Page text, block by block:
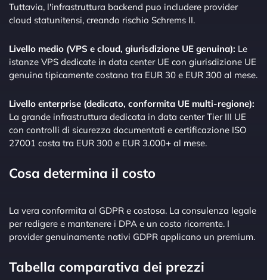
Tuttavia, l'infrastruttura backend puo includere provider
cloud statunitensi, creando rischio Schrems II.
Livello medio (VPS e cloud, giurisdizione UE genuina): Le
istanze VPS dedicate in data center UE con giurisdizione UE
genuina tipicamente costano tra EUR 30 e EUR 300 al mese.
Livello enterprise (dedicato, conformita UE multi-regione):
La grande infrastruttura dedicata in data center Tier III UE
con controlli di sicurezza documentati e certificazione ISO
27001 costa tra EUR 300 e EUR 3.000+ al mese.
Cosa determina il costo
La vera conformita al GDPR e costosa. La consulenza legale
per redigere e mantenere i DPA e un costo ricorrente. I
provider genuinamente nativi GDPR applicano un premium.
Tabella comparativa dei prezzi